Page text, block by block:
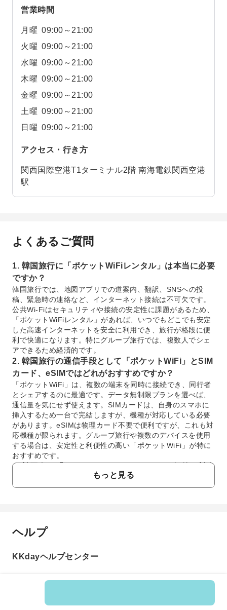
営業時間
月曜 09:00～21:00
火曜 09:00～21:00
水曜 09:00～21:00
木曜 09:00～21:00
金曜 09:00～21:00
土曜 09:00～21:00
日曜 09:00～21:00
アクセス・行き方
関西国際空港T1ターミナル2階 南海電鉄関西空港
駅
よくあるご質問
1. 韓国旅行に「ポケットWiFiレンタル」は本当に必要
ですか？
韓国旅行では、地図アプリでの道案内、翻訳、SNSへの投
稿、緊急時の連絡など、インターネット接続は不可欠です。
公共Wi-Fiはセキュリティや接続の安定性に課題があるため、
「ポケットWiFiレンタル」があれば、いつでもどこでも安定
した高速インターネットを安全に利用でき、旅行が格段に便
利で快適になります。特にグループ旅行では、複数人でシェ
アできるため経済的です。
2. 韓国旅行の通信手段として「ポケットWiFi」とSIM
カード、eSIMではどれがおすすめですか？
「ポケットWiFi」は、複数の端末を同時に接続でき、同行者
とシェアするのに最適です。データ無制限プランを選べば、
通信量を気にせず使えます。SIMカードは、自身のスマホに
挿入するため一台で完結しますが、機種が対応している必要
があります。eSIMは物理カード不要で便利ですが、これも対
応機種が限られます。グループ旅行や複数のデバイスを使用
する場合は、安定性と利便性の高い「ポケットWiFi」が特に
おすすめです。
3. 韓国向け「ポケットWiFiレンタル」の一般的な料金
体系はどうなっていますか？
「韓国ポケットWiFiレンタル」の料金体系は、通常1日あた
ョンが別途用意されている場合もあります。利用日数やデー
4. 韓国旅行で「ポケットWiFiレンタル」を利用する場
「韓国ポケットWiFiレンタル」は、通常オンライン予約サイ
リからご希望の利用期間と受取空港を選択し、事前決済でス
もっと見る
よくあるご質問
1. 韓国旅行に「ポケットWiFiレンタル」は本当に
韓国旅行では、地図アプリでの道案内、翻訳、SNSへの
です。公共Wi-Fiはセキュリティや接続の安定性に課題が
ヘルプ
KKdayヘルプセンター
商品番号: 159276